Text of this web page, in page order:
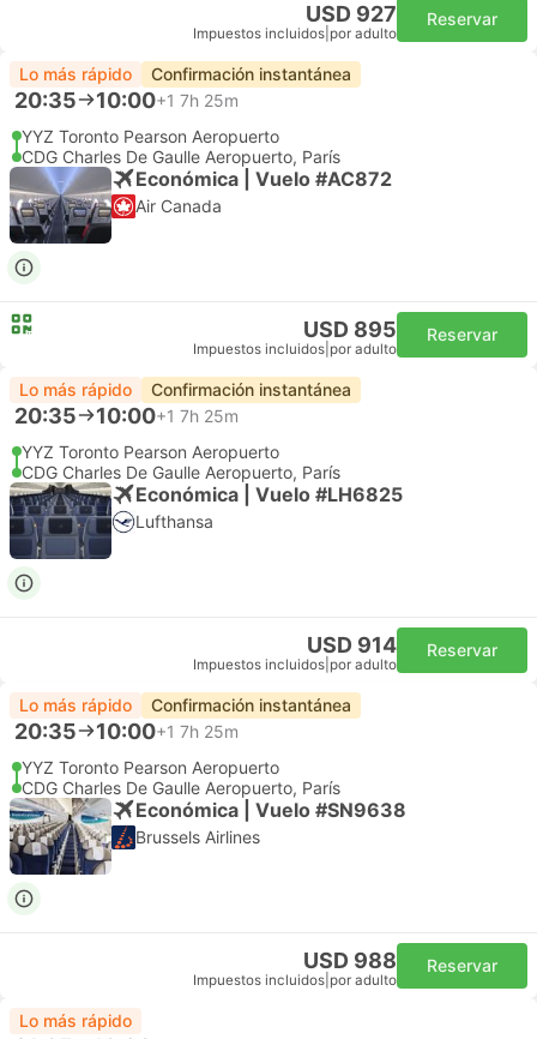
USD 927
Impuestos incluidos por adulto
Reservar
Lo más rápido Confirmación instantánea
20:35 10:00+1 7h 25m
YYZ Toronto Pearson Aeropuerto
CDG Charles De Gaulle Aeropuerto, París
Económica | Vuelo #AC872
Air Canada
USD 895
Impuestos incluidos por adulto
Reservar
Lo más rápido Confirmación instantánea
20:35 10:00+1 7h 25m
YYZ Toronto Pearson Aeropuerto
CDG Charles De Gaulle Aeropuerto, París
Económica | Vuelo #LH6825
Lufthansa
USD 914
Impuestos incluidos por adulto
Reservar
Lo más rápido Confirmación instantánea
20:35 10:00+1 7h 25m
YYZ Toronto Pearson Aeropuerto
CDG Charles De Gaulle Aeropuerto, París
Económica | Vuelo #SN9638
Brussels Airlines
USD 988
Impuestos incluidos por adulto
Reservar
Lo más rápido